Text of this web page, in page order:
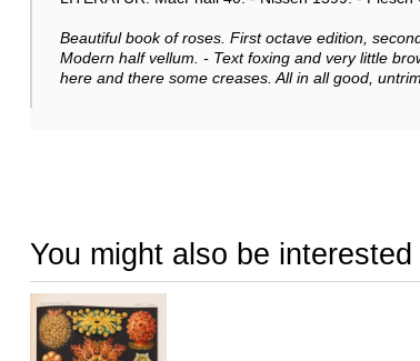
Beautiful book of roses. First octave edition,
Modern half vellum. - Text foxing and very little
here and there some creases. All in all good,
You might also be interested